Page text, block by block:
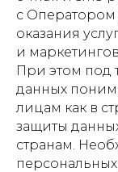
с Оператором
оказания
и
При этом под
данных
лицам как в
защиты
странам.